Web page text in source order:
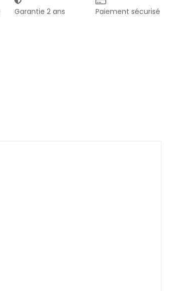
Garantie 2 ans Paiement sécurisé